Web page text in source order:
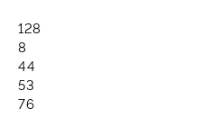
128
8
44
53
76